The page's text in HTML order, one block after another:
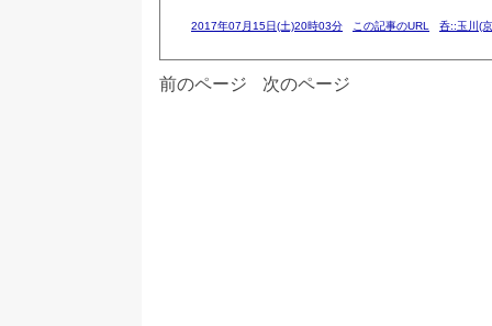
2017年07月15日(土)20時03分 この記事のURL 呑::玉川(
前のページ 次のページ